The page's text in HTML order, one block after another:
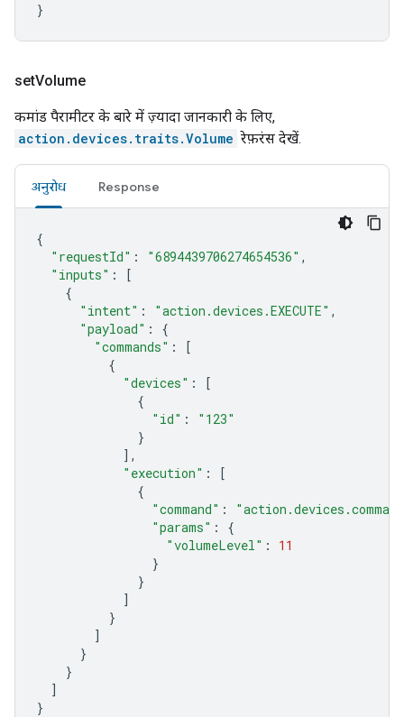
}
setVolume
कमांड पैरामीटर के बारे में ज़्यादा जानकारी के लिए,
action.devices.traits.Volume रेफ़रंस देखें.
अनुरोध Response
{
"requestId" : "6894439706274654536" ,
"inputs" :
[
{
"intent" : "action.devices.EXECUTE" ,
"payload" :
{
"commands" :
[
{
"devices" :
[
{
"id" :
"123"
}
],
"execution" :
[
{
"command" :
"params" :
{
"volumeLevel" :
11
}
}
]
}
]
}
}
]
}